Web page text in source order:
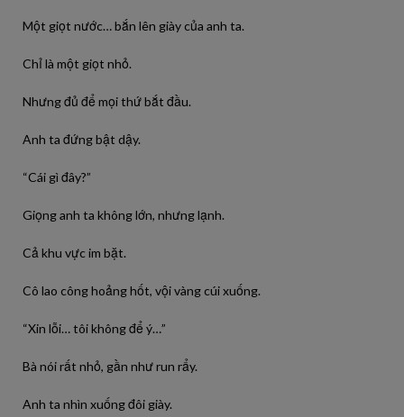
Một giọt nước… bắn lên giày của anh ta.
Chỉ là một giọt nhỏ.
Nhưng đủ để mọi thứ bắt đầu.
Anh ta đứng bật dậy.
“Cái gì đây?”
Giọng anh ta không lớn, nhưng lạnh.
Cả khu vực im bặt.
Cô lao công hoảng hốt, vội vàng cúi xuống.
“Xin lỗi… tôi không để ý…”
Bà nói rất nhỏ, gần như run rẩy.
Anh ta nhìn xuống đôi giày.